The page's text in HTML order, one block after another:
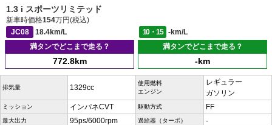
1.3 i スポーツリミテッド
新車時価格154万円(税込)
JC08
18.4km/L 10・15
-km/L
満タンでどこまで走る？
772.8km
満タンでどこまで走る？
-km
排気量 1329cc
使用燃料
エンジン
レギュラー
ガソリン
ミッション インパネCVT 駆動方式 FF
最大出力 95ps/6000rpm 過給器（ターボ） -